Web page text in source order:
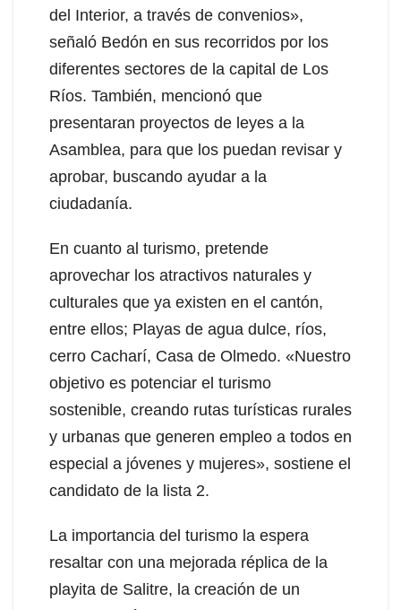
del Interior, a través de convenios»,
señaló Bedón en sus recorridos por los
diferentes sectores de la capital de Los
Ríos. También, mencionó que
presentaran proyectos de leyes a la
Asamblea, para que los puedan revisar y
aprobar, buscando ayudar a la
ciudadanía.
En cuanto al turismo, pretende
aprovechar los atractivos naturales y
culturales que ya existen en el cantón,
entre ellos; Playas de agua dulce, ríos,
cerro Cacharí, Casa de Olmedo. «Nuestro
objetivo es potenciar el turismo
sostenible, creando rutas turísticas rurales
y urbanas que generen empleo a todos en
especial a jóvenes y mujeres», sostiene el
candidato de la lista 2.
La importancia del turismo la espera
resaltar con una mejorada réplica de la
playita de Salitre, la creación de un